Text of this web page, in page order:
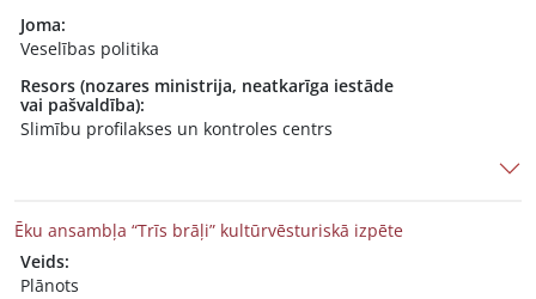
Joma:
Veselības politika
Resors (nozares ministrija, neatkarīga iestāde
vai pašvaldība):
Slimību profilakses un kontroles centrs
Ēku ansambļa “Trīs brāļi” kultūrvēsturiskā izpēte
Veids:
Plānots